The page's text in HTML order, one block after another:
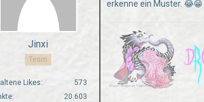
Jinxi
Team
Likes
573
20.603
erkenne ein Muster. 😂😁